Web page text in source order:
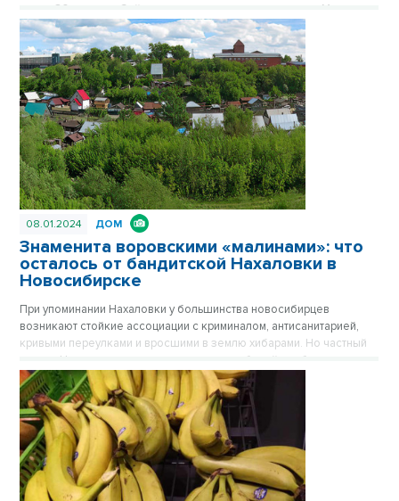
конце 30-х годов. Сейчас стильное здание на площади Маркса
спрятано за хрущевками, его хорошо видно только с высоких
точек обзора. Впрочем, с окружением Башне никогда не везло.
Сначала вокруг была картошка, которую сажали жители
окрестных деревень, затем возникли пятиэтажки, а после
зашумела пестрая барахолка на площади Маркса. Публикуется
повторно в цикле «Лучшие материалы VN.RU за 2023 год».
08.01.2024 ДОМ
Знаменита воровскими «малинами»: что
осталось от бандитской Нахаловки в
Новосибирске
При упоминании Нахаловки у большинства новосибирцев
возникают стойкие ассоциации с криминалом, антисанитарией,
кривыми переулками и вросшими в землю хибарами. Но частный
сектор Нахаловки, где сильны правила рабочей слободки, уже не
тот, что прежде. Дома здесь примерили одежду из сайдинга, есть
водопровод, проводится газ. Здесь даже родился самый
легендарный герой Новосибирска, но инвесторы все еще
обходят стороной близкую к Оби территорию. Публикуется
повторно в цикле «Лучшие материалы VN.RU за 2023 год».